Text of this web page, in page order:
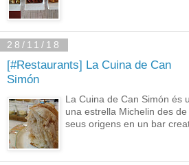
28/11/18
[#Restaurants] La Cuina de Can
Simón
La Cuina de Can Simón és
una estrella Michelin des
seus origens en un bar